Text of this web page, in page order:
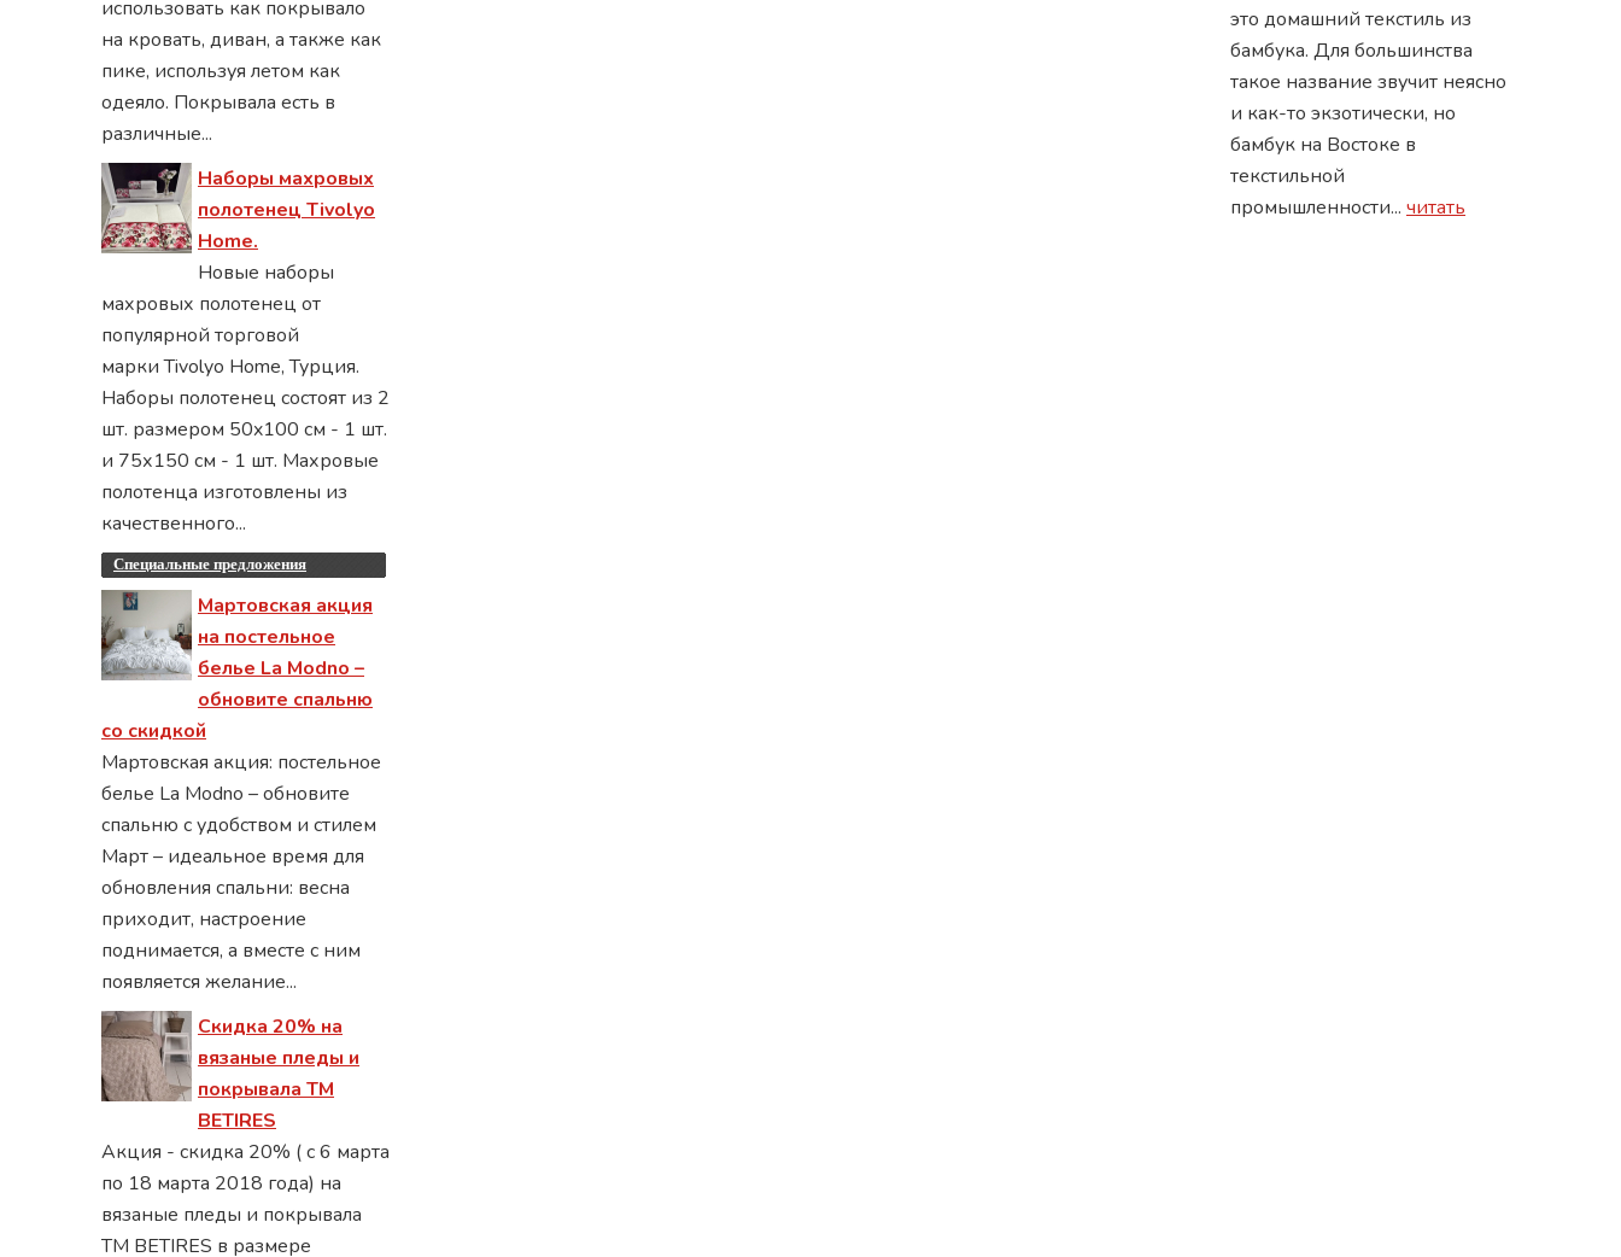
использовать как покрывало
на кровать, диван, а также как
пике, используя летом как
одеяло. Покрывала есть в
различные...
Наборы махровых
полотенец Tivolyo
Home.
Новые наборы
махровых полотенец от
популярной торговой
марки Tivolyo Home, Турция.
Наборы полотенец состоят из 2
шт. размером 50x100 см - 1 шт.
и 75х150 см - 1 шт. Махровые
полотенца изготовлены из
качественного...
Специальные предложения
Мартовская акция
на постельное
белье La Modno –
обновите спальню
со скидкой
Мартовская акция: постельное
белье La Modno – обновите
спальню с удобством и стилем
Март – идеальное время для
обновления спальни: весна
приходит, настроение
поднимается, а вместе с ним
появляется желание...
Скидка 20% на
вязаные пледы и
покрывала ТМ
BETIRES
Акция - скидка 20% ( с 6 марта
по 18 марта 2018 года) на
вязаные пледы и покрывала
ТМ BETIRES в размере
это домашний текстиль из
бамбука. Для большинства
такое название звучит неясно
и как-то экзотически, но
бамбук на Востоке в
текстильной
промышленности... читать